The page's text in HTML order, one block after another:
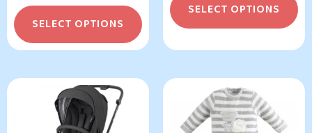
SELECT OPTIONS
SELECT OPTIONS